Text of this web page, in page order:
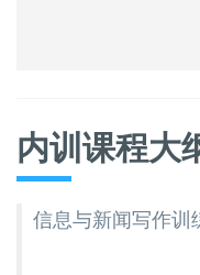
内训课程大
信息与新闻写作训